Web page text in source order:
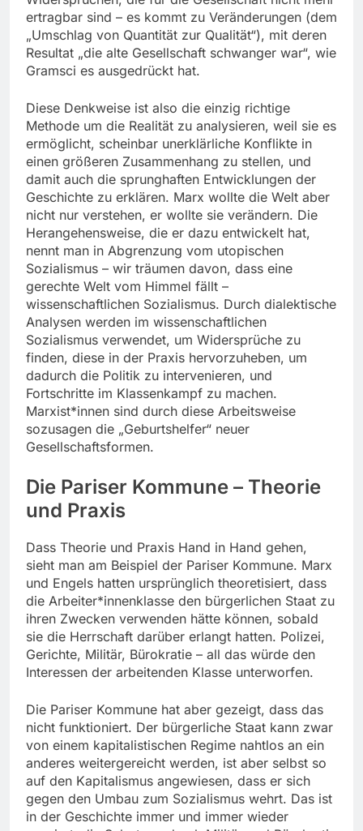
ertragbar sind – es kommt zu Veränderungen (dem
„Umschlag von Quantität zur Qualität“), mit deren
Resultat „die alte Gesellschaft schwanger war“, wie
Gramsci es ausgedrückt hat.
Diese Denkweise ist also die einzig richtige
Methode um die Realität zu analysieren, weil sie es
ermöglicht, scheinbar unerklärliche Konflikte in
einen größeren Zusammenhang zu stellen, und
damit auch die sprunghaften Entwicklungen der
Geschichte zu erklären. Marx wollte die Welt aber
nicht nur verstehen, er wollte sie verändern. Die
Herangehensweise, die er dazu entwickelt hat,
nennt man in Abgrenzung vom utopischen
Sozialismus – wir träumen davon, dass eine
gerechte Welt vom Himmel fällt –
wissenschaftlichen Sozialismus. Durch dialektische
Analysen werden im wissenschaftlichen
Sozialismus verwendet, um Widersprüche zu
finden, diese in der Praxis hervorzuheben, um
dadurch die Politik zu intervenieren, und
Fortschritte im Klassenkampf zu machen.
Marxist*innen sind durch diese Arbeitsweise
sozusagen die „Geburtshelfer“ neuer
Gesellschaftsformen.
Die Pariser Kommune – Theorie
und Praxis
Dass Theorie und Praxis Hand in Hand gehen,
sieht man am Beispiel der Pariser Kommune. Marx
und Engels hatten ursprünglich theoretisiert, dass
die Arbeiter*innenklasse den bürgerlichen Staat zu
ihren Zwecken verwenden hätte können, sobald
sie die Herrschaft darüber erlangt hatten. Polizei,
Gerichte, Militär, Bürokratie – all das würde den
Interessen der arbeitenden Klasse unterworfen.
Die Pariser Kommune hat aber gezeigt, dass das
nicht funktioniert. Der bürgerliche Staat kann zwar
von einem kapitalistischen Regime nahtlos an ein
anderes weitergereicht werden, ist aber selbst so
auf den Kapitalismus angewiesen, dass er sich
gegen den Umbau zum Sozialismus wehrt. Das ist
in der Geschichte immer und immer wieder